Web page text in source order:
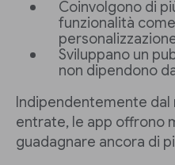
Coinvolgono di
funzionalità
Sviluppano un
non dipendono
Indipendentemente dal
entrate, le app offrono
guadagnare ancora di